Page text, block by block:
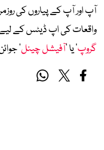
آپ اور آپ کے پیاروں کی
واقعات کی اپ ڈیٹس کے لیے
گروپ‘ یا ’آفیشل چینل‘